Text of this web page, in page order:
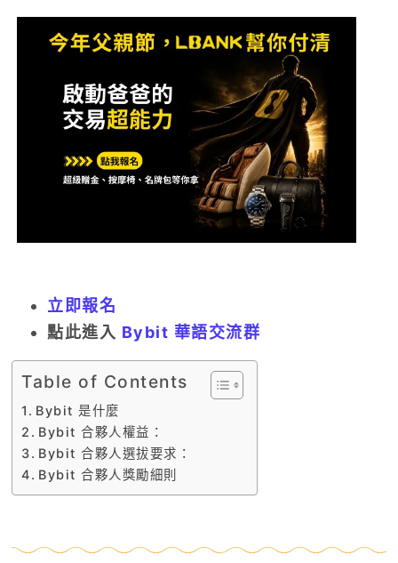
立即報名
點此進入 Bybit 華語交流群
Table of Contents
Bybit 是什麼
Bybit 合夥人權益：
Bybit 合夥人選拔要求：
Bybit 合夥人獎勵細則